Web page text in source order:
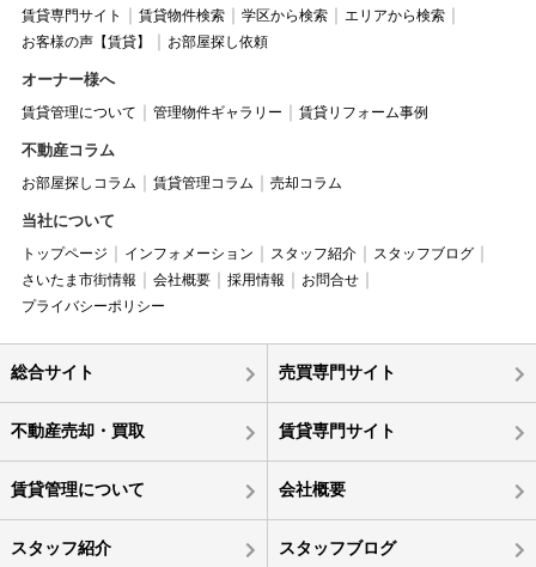
賃貸専門サイト 賃貸物件検索 学区から検索
エリアから検索
お客様の声【賃貸】
お部屋探し依頼
オーナー様へ
賃貸管理について 管理物件ギャラリー 賃貸リフォーム事例
不動産コラム
お部屋探しコラム 賃貸管理コラム 売却コラム
当社について
トップページ インフォメーション スタッフ紹介
スタッフブログ
さいたま市街情報
会社概要 採用情報
お問合せ
プライバシーポリシー
総合サイト 売買専門サイト
不動産売却・買取 賃貸専門サイト
賃貸管理について 会社概要
スタッフ紹介 スタッフブログ